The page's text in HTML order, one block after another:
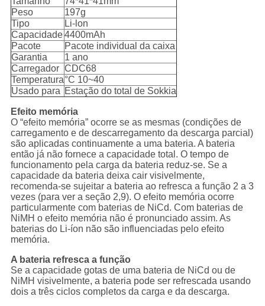
Peso
197g
Tipo
Li-lon
Capacidade4400mAh
Pacote
Pacote individual da caixa
Garantia
1 ano
Carregador CDC68
Temperatura°C 10~40
Usado para Estação do total de Sokkia
Efeito memória
O “efeito memória” ocorre se as mesmas (condições de
carregamento e de descarregamento da descarga parcial)
são aplicadas continuamente a uma bateria. A bateria
então já não fornece a capacidade total. O tempo de
funcionamento pela carga da bateria reduz-se. Se a
capacidade da bateria deixa cair visivelmente,
recomenda-se sujeitar a bateria ao refresca a função 2 a 3
vezes (para ver a seção 2,9). O efeito memória ocorre
particularmente com baterias de NiCd. Com baterias de
NiMH o efeito memória não é pronunciado assim. As
baterias do Li-íon não são influenciadas pelo efeito
memória.
A bateria refresca a função
Se a capacidade gotas de uma bateria de NiCd ou de
NiMH visivelmente, a bateria pode ser refrescada usando
dois a três ciclos completos da carga e da descarga.